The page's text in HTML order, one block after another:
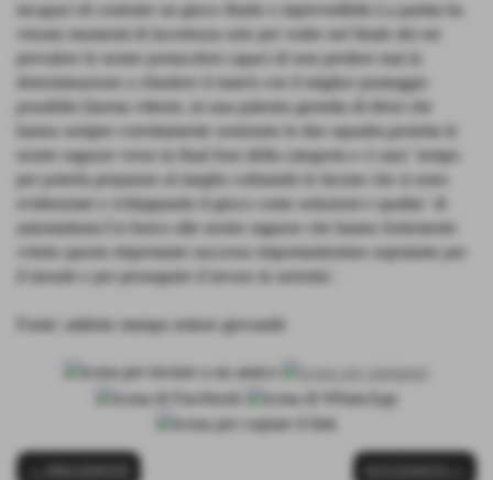
incapaci di costruire un gioco fluido e inprevedibile.La partita ha
vissuto momenti di incertezza solo per veder nel finale dei set
prevalere le nostre portacolori capaci di non perdere mai la
determinazione a chiudere il match con il miglior punteggio
possibile.Questa vittoria ,in una palestra gremita di tifosi che
hanno sempre correttamente sostenuto le due squadre,proietta le
nostre ragazze verso la final four della categoria e ci sara´ tempo
per poterla preparare al meglio colmando le lacune che si sono
evidenziate e sviluppando il gioco come soluzioni e qualita´ di
automatismi.Un bravo alle nostre ragazze che hanno fortemente
voluto questo importante successo importantissimo sopratutto per
il morale e per proseguire il lavoro in serenita´.
Fonte: addetto stampa settore giovanile